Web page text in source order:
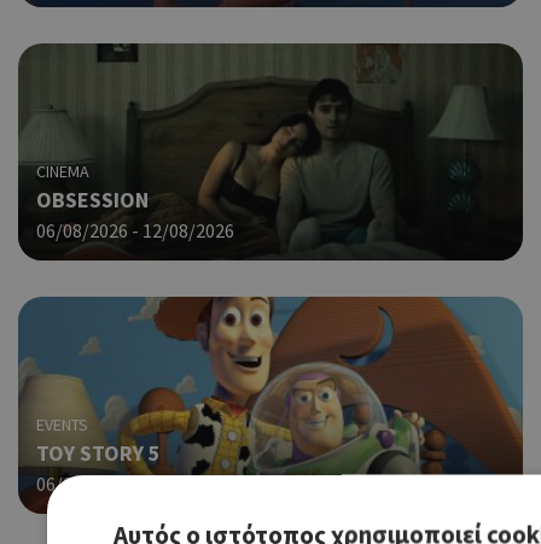
CINEMA
OBSESSION
06/08/2026 - 12/08/2026
EVENTS
TOY STORY 5
06/08/2026 - 12/08/2026
Αυτός ο ιστότοπος χρησιμοποιεί